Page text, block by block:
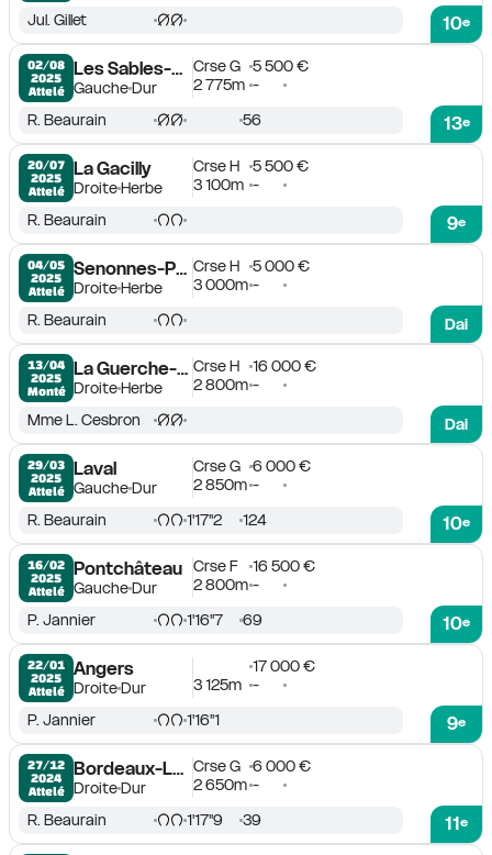
10e
Jul. Gillet
02/08
2025
Attelé
Les Sables-d'Olonne
GaucheDur
Crse G
5 500 €
2 775m -
13e
R. Beaurain 56
20/07
2025
Attelé
La Gacilly
DroiteHerbe
Crse H
5 500 €
3 100m -
9e
R. Beaurain
04/05
2025
Attelé
Senonnes-Pouancé
DroiteHerbe
Crse H
5 000 €
3 000m -
Dai
R. Beaurain
13/04
2025
Monté
La Guerche-de-Bretagne
DroiteHerbe
Crse H
16 000 €
2 800m -
Dai
Mme L. Cesbron
29/03
2025
Attelé
Laval
GaucheDur
Crse G
6 000 €
2 850m -
10e
R. Beaurain 1'17''2 124
16/02
2025
Attelé
Pontchâteau
GaucheDur
Crse F
16 500 €
2 800m -
10e
P. Jannier 1'16''7 69
22/01
2025
Attelé
Angers
DroiteDur
17 000 €
3 125m -
9e
P. Jannier 1'16''1
27/12
2024
Attelé
Bordeaux-Le Bouscat
DroiteDur
Crse G
6 000 €
2 650m -
11e
R. Beaurain 1'17''9 39